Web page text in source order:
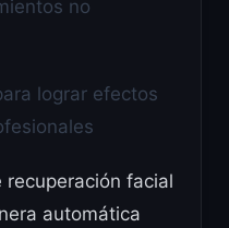
no
lograr efectos
facial
automática